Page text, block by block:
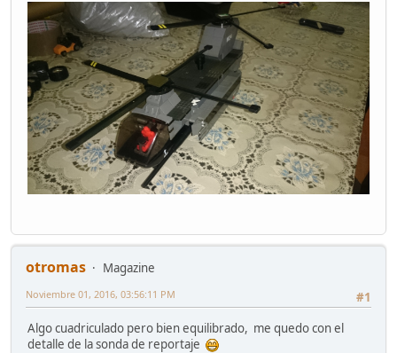
otromas
Magazine
#1
Noviembre 01, 2016, 03:56:11 PM
Algo cuadriculado pero bien equilibrado, me quedo con el
detalle de la sonda de reportaje